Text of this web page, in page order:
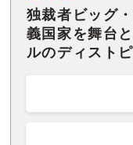
独裁者ビッグ
義国家を舞台
ルのディスト